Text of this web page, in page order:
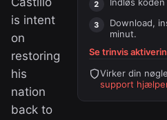
is intent
on
restoring
his
nation
back to
Download,
minut.
Se trinvis
Virker din
support